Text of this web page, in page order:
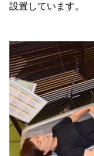
設置しています。